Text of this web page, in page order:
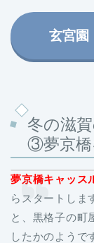
玄宮園
冬の滋
③夢京橋
夢京橋キャッス
らスタートしま
と、黒格子の町
したかのようで